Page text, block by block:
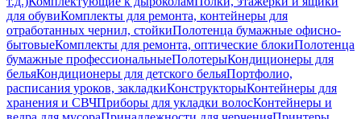
для обувиКомплекты для ремонта, контейнеры для
отработанных чернил, стойкиПолотенца бумажные офисно-
бытовыеКомплекты для ремонта, оптические блокиПолотенца
бумажные профессиональныеПолотерыКондиционеры для
бельяКондиционеры для детского бельяПортфолио,
расписания уроков, закладкиКонструкторыКонтейнеры для
хранения и СВЧПриборы для укладки волосКонтейнеры и